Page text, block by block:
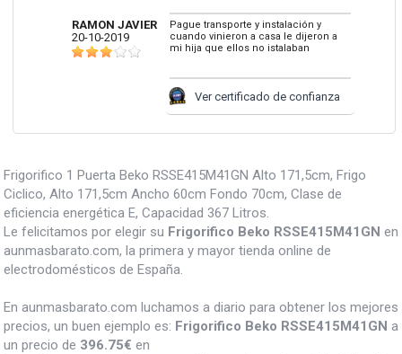
RAMON JAVIER
20-10-2019
Pague transporte y instalación y
cuando vinieron a casa le dijeron a
mi hija que ellos no istalaban
Ver certificado de confianza
Frigorifico 1 Puerta Beko RSSE415M41GN Alto 171,5cm, Frigo
Ciclico, Alto 171,5cm Ancho 60cm Fondo 70cm, Clase de
eficiencia energética E, Capacidad 367 Litros.
Le felicitamos por elegir su Frigorifico Beko RSSE415M41GN en
aunmasbarato.com, la primera y mayor tienda online de
electrodomésticos de España.
En aunmasbarato.com luchamos a diario para obtener los mejores
precios, un buen ejemplo es: Frigorifico Beko RSSE415M41GN a
un precio de 396.75€ en